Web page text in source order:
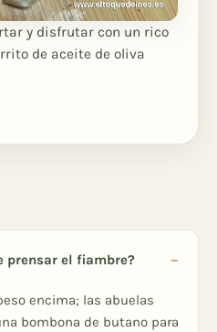
y disfrutar con un rico
de aceite de oliva
prensar el fiambre?
encima; las abuelas
bombona de butano para